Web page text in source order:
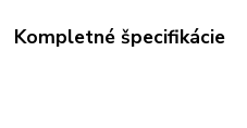
Kompletné špecifikácie